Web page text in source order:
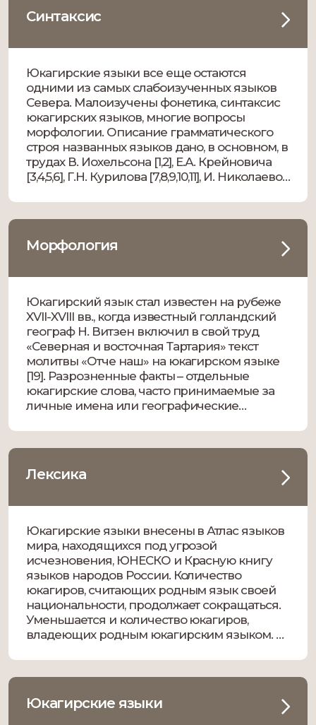
Синтаксис
Юкагирские языки все еще остаются
одними из самых слабоизученных языков
Севера. Малоизучены фонетика, синтаксис
юкагирских языков, многие вопросы
морфологии. Описание грамматического
строя названных языков дано, в основном, в
трудах В. Иохельсона [1,2], Е.А. Крейновича
[3,4,5,6], Г.Н. Курилова [7,8,9,10,11], И. Николаевой
научных сотрудников ИГИиПМНС СО РАН
[12,13,18 и др.]. […]
Морфология
Юкагирский язык стал известен на рубеже
XVII-XVIII вв., когда известный голландский
географ Н. Витзен включил в свой труд
«Северная и восточная Тартария» текст
молитвы «Отче наш» на юкагирском языке
[19]. Разрозненные факты – отдельные
юкагирские слова, часто принимаемые за
личные имена или географические
юкагирские топонимы и антропонимы
встречаются в русских […]
Лексика
Юкагирские языки внесены в Атлас языков
мира, находящихся под угрозой
исчезновения, ЮНЕСКО и Красную книгу
языков народов России. Количество
юкагиров, считающих родным язык своей
национальности, продолжает сокращаться.
Уменьшается и количество юкагиров,
владеющих родным юкагирским языком. В
юкагиров указали на владение родным
языком 310 чел. (28, 3 %), […]
Юкагирские языки